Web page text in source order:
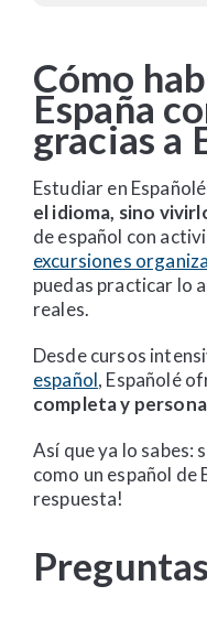
Cómo
España
gracias a
Estudiar en Españolé
el idioma, sino
de español con
excursiones
puedas practicar lo
reales.
Desde cursos
español, Españolé
completa y
Así que ya lo sabes:
como un español de
respuesta!